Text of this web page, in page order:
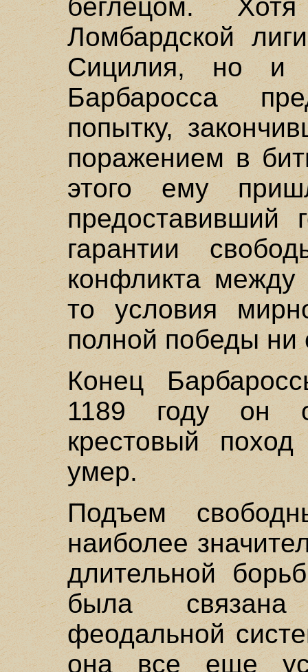
беглецом.
Ломбардской
Сицилия, но и
Барбаросса
попытку,
поражением в
этого ему
предоставивший
гарантии
конфликта
то условия
полной победы ни
Конец
1189 году он
крестовый
умер.
Подъем
наиболее
длительной
была
феодальной
она все еще